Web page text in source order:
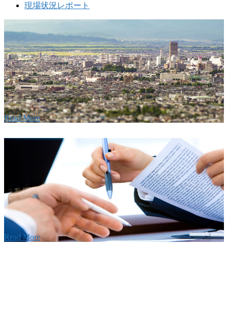
現場状況レポート
の歴史ある実績・建設技術と、旧カネフジハウス
利くフットワークが結びついた新しい建設会社で
Read More
Recruitment
採用情報
あなたの実力を発揮してみませんか？幅広い人材
います。特に建設業の営業経験者、技術者の方を
す。
Read More